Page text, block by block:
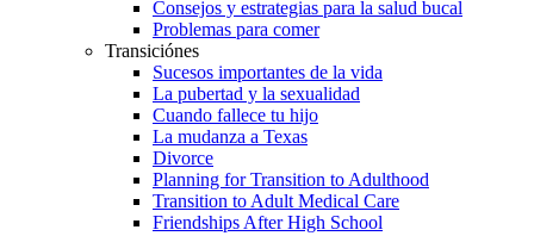
Consejos y estrategias para la salud bucal
Problemas para comer
Transiciónes
Sucesos importantes de la vida
La pubertad y la sexualidad
Cuando fallece tu hijo
La mudanza a Texas
Divorce
Planning for Transition to Adulthood
Transition to Adult Medical Care
Friendships After High School